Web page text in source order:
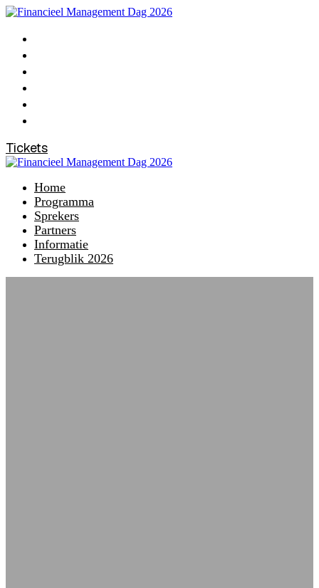
Tickets
Home
Programma
Sprekers
Partners
Informatie
Terugblik 2026